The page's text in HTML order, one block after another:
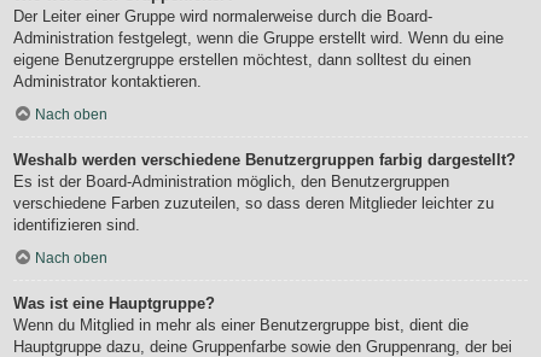
Der Leiter einer Gruppe wird normalerweise durch die Board-
Administration festgelegt, wenn die Gruppe erstellt wird. Wenn du eine
eigene Benutzergruppe erstellen möchtest, dann solltest du einen
Administrator kontaktieren.
Nach oben
Weshalb werden verschiedene Benutzergruppen farbig dargestellt?
Es ist der Board-Administration möglich, den Benutzergruppen
verschiedene Farben zuzuteilen, so dass deren Mitglieder leichter zu
identifizieren sind.
Nach oben
Was ist eine Hauptgruppe?
Wenn du Mitglied in mehr als einer Benutzergruppe bist, dient die
Hauptgruppe dazu, deine Gruppenfarbe sowie den Gruppenrang, der bei